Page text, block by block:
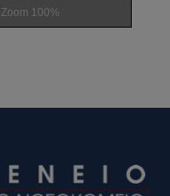
Zoom 100%